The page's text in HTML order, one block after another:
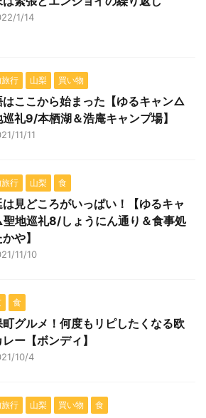
1/14
行 山梨 買い物
はここから始まった【ゆるキャン△
礼9/本栖湖＆浩庵キャンプ場】
11/11
行 山梨 食
見どころがいっぱい！【ゆるキャ
地巡礼8/しょうにん通り＆食事処
や】
11/10
食
町グルメ！何度もリピしたくなる欧
ー【ボンディ】
10/4
行 山梨 買い物 食